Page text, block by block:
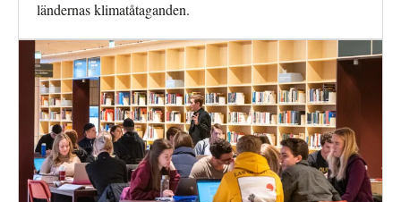
ländernas klimatåtaganden.